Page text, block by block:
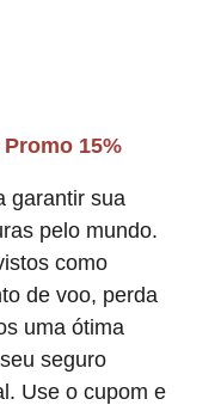
Promo 15%
garantir sua
pelo mundo.
como
de voo, perda
uma ótima
seguro
Use o cupom e